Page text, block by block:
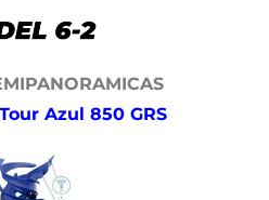
Azul 850 GRS